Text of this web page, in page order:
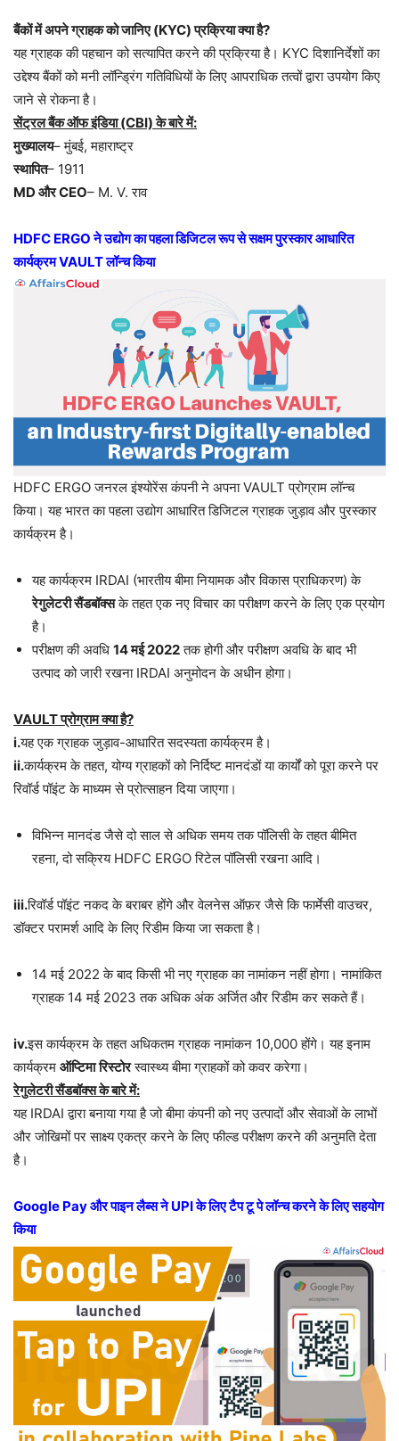
बैंकों में अपने ग्राहक को जानिए (KYC) प्रक्रिया क्या है?
यह ग्राहक की पहचान को सत्यापित करने की प्रक्रिया है। KYC दिशानिर्देशों का
उद्देश्य बैंकों को मनी लॉन्ड्रिंग गतिविधियों के लिए आपराधिक तत्वों द्वारा उपयोग किए
जाने से रोकना है।
सेंट्रल बैंक ऑफ इंडिया (CBI) के बारे में:
मुख्यालय– मुंबई, महाराष्ट्र
स्थापित– 1911
MD और CEO– M. V. राव
HDFC ERGO ने उद्योग का पहला डिजिटल रूप से सक्षम पुरस्कार आधारित
कार्यक्रम VAULT लॉन्च किया
HDFC ERGO जनरल इंश्योरेंस कंपनी ने अपना VAULT प्रोग्राम लॉन्च
किया। यह भारत का पहला उद्योग आधारित डिजिटल ग्राहक जुड़ाव और पुरस्कार
कार्यक्रम है।
यह कार्यक्रम IRDAI (भारतीय बीमा नियामक और विकास प्राधिकरण) के
रेगुलेटरी सैंडबॉक्सके तहत एक नए विचार का परीक्षण करने के लिए एक प्रयोग
है।
परीक्षण की अवधि 14 मई 2022तक होगी और परीक्षण अवधि के बाद भी
उत्पाद को जारी रखना IRDAI अनुमोदन के अधीन होगा।
VAULT प्रोग्राम क्या है?
i.यह एक ग्राहक जुड़ाव-आधारित सदस्यता कार्यक्रम है।
ii.कार्यक्रम के तहत, योग्य ग्राहकों को निर्दिष्ट मानदंडों या कार्यों को पूरा करने पर
रिवॉर्ड पॉइंट के माध्यम से प्रोत्साहन दिया जाएगा।
विभिन्न मानदंड जैसे दो साल से अधिक समय तक पॉलिसी के तहत बीमित
रहना, दो सक्रिय HDFC ERGO रिटेल पॉलिसी रखना आदि।
iii.रिवॉर्ड पॉइंट नकद के बराबर होंगे और वेलनेस ऑफ़र जैसे कि फार्मेसी वाउचर,
डॉक्टर परामर्श आदि के लिए रिडीम किया जा सकता है।
14 मई 2022 के बाद किसी भी नए ग्राहक का नामांकन नहीं होगा। नामांकित
ग्राहक 14 मई 2023 तक अधिक अंक अर्जित और रिडीम कर सकते हैं।
iv.इस कार्यक्रम के तहत अधिकतम ग्राहक नामांकन 10,000 होंगे। यह इनाम
कार्यक्रम ऑप्टिमा रिस्टोरस्वास्थ्य बीमा ग्राहकों को कवर करेगा।
रेगुलेटरी सैंडबॉक्स के बारे में:
यह IRDAI द्वारा बनाया गया है जो बीमा कंपनी को नए उत्पादों और सेवाओं के लाभों
और जोखिमों पर साक्ष्य एकत्र करने के लिए फील्ड परीक्षण करने की अनुमति देता
है।
Google Pay और पाइन लैब्स ने UPI के लिए टैप टू पे लॉन्च करने के लिए सहयोग
किया